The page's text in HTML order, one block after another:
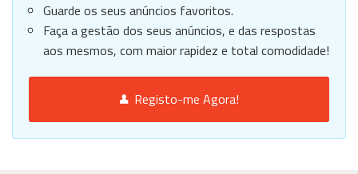
Guarde os seus anúncios favoritos.
Faça a gestão dos seus anúncios, e das respostas
aos mesmos, com maior rapidez e total comodidade!
Registo-me Agora!